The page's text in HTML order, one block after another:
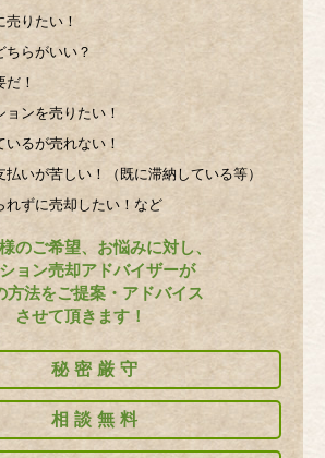
りたい！
ちらがいい？
！
ンを売りたい！
るが売れない！
いが苦しい！（既に滞納している等）
れずに売却したい！など
のご希望、お悩みに対し、
ョン売却アドバイザーが
方法をご提案・アドバイス
させて頂きます！
秘密厳守
相談無料